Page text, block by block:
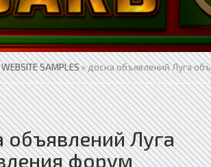
SAMPLES» доска объявлений Луга
объявлений Луга
форум